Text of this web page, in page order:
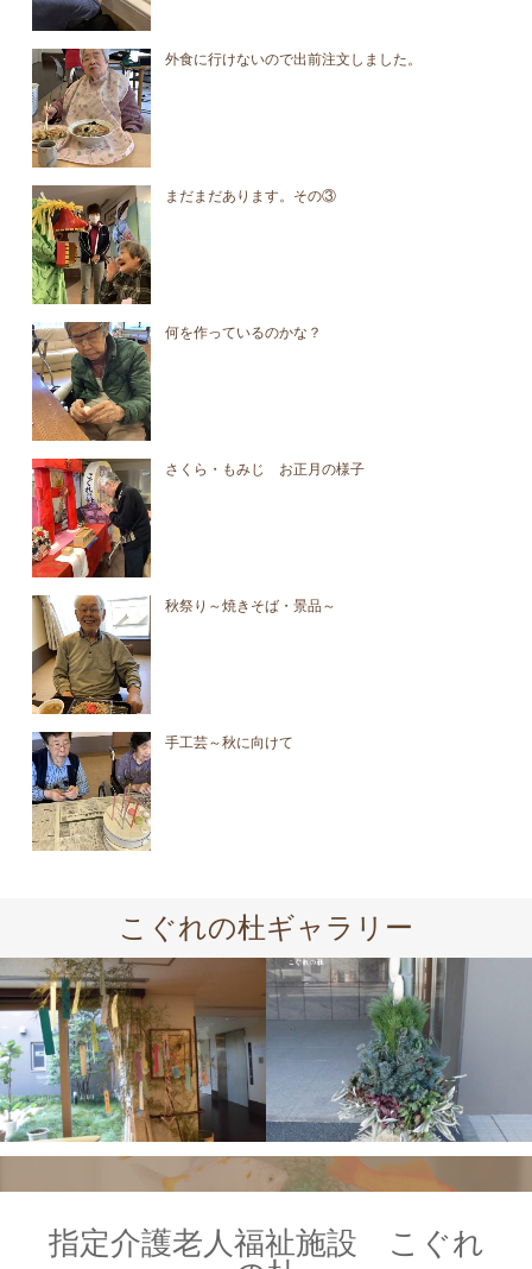
外食に行けないので出前注文しました。
まだまだあります。その③
何を作っているのかな？
さくら・もみじ お正月の様子
秋祭り～焼きそば・景品～
手工芸～秋に向けて
こぐれの杜ギャラリー
指定介護老人福祉施設 こぐれ